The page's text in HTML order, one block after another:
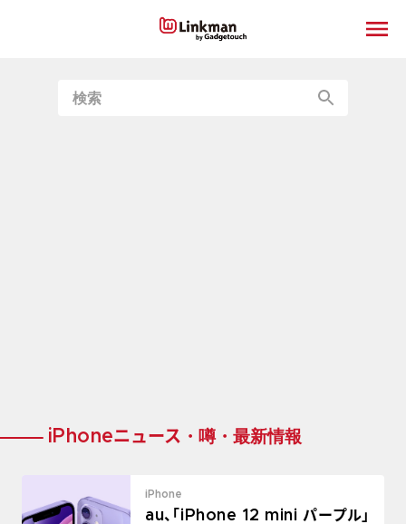
iPhoneニュース・噂・最新情報
iPhone
au、「iPhone 12 mini パープル」